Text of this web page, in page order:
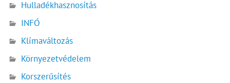
Hulladékhasznosítás
INFÓ
Klímaváltozás
Környezetvédelem
Korszerűsítés